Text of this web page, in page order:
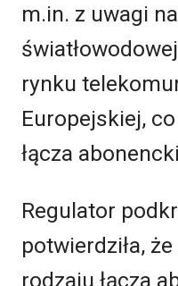
m.in. z uwagi
rynku
Europejskiej,
łącza
Regulator
potwierdziła,
rodzaju łącza